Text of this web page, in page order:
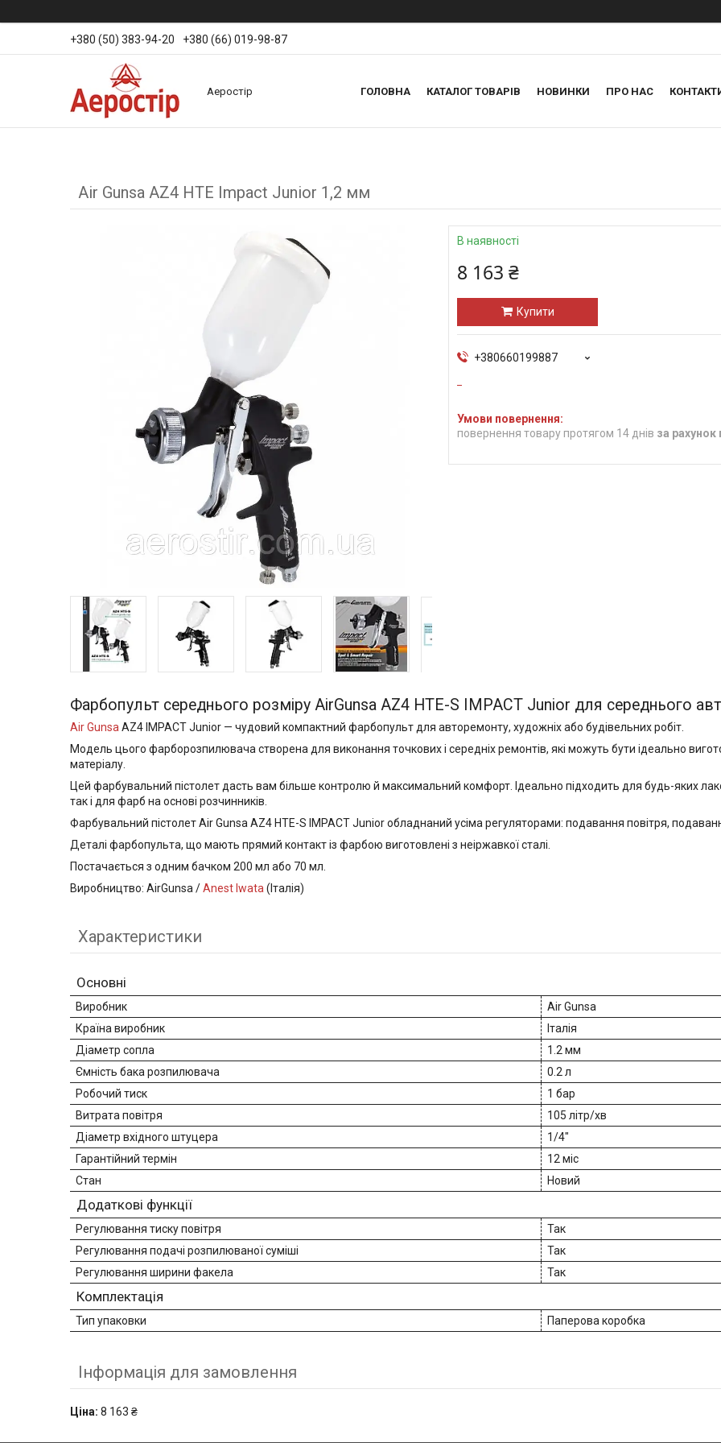
+380 (50) 383-94-20 +380 (66) 019-98-87
Аеростір ГОЛОВНА КАТАЛОГ ТОВАРІВ НОВИНКИ ПРО НАС
Air Gunsa AZ4 HTE Impact Junior 1,2 мм
В наявності
8 163 ₴
Купити
+380660199887
повернення товару протягом 14 днів за рахунок
Фарбопульт середнього розміру AirGunsa AZ4 HTE-S IMPACT Junior для середнього
Air GunsaAZ4 IMPACT Junior — чудовий компактний фарбопульт для авторемонту, художніх або будівельних робіт.
Модель цього фарборозпилювача створена для виконання точкових і середніх ремонтів, які можуть бути ідеально
матеріалу.
Цей фарбувальний пістолет дасть вам більше контролю й максимальний комфорт. Ідеально підходить для будь-яких
так і для фарб на основі розчинників.
Фарбувальний пістолет Air Gunsa AZ4 HTE-S IMPACT Junior обладнаний усіма регуляторами: подавання повітря,
Деталі фарбопульта, що мають прямий контакт із фарбою виготовлені з неіржавкої сталі.
Постачається з одним бачком 200 мл або 70 мл.
Виробництво: AirGunsa /Anest Iwata(Італія)
Характеристики
Основні
Виробник
Air Gunsa
Країна виробник
Італія
Діаметр сопла
1.2 мм
Ємність бака розпилювача
0.2 л
Робочий тиск
1 бар
Витрата повітря
105 літр/хв
Діаметр вхідного штуцера
1/4"
Гарантійний термін
12 міс
Стан
Новий
Додаткові функції
Регулювання тиску повітря
Так
Регулювання подачі розпилюваної суміші
Так
Регулювання ширини факела
Так
Комплектація
Тип упаковки Паперова коробка
Інформація для замовлення
Ціна: 8 163 ₴